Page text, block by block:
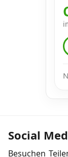
Social
Besuchen